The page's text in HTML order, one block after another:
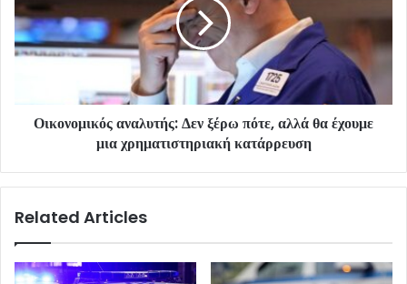
Οικονομικός αναλυτής: Δεν ξέρω πότε, αλλά θα έχουμε
μια χρηματιστηριακή κατάρρευση
Related Articles